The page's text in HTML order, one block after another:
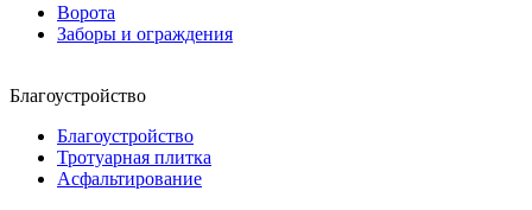
Ворота
Заборы и ограждения
Благоустройство
Благоустройство
Тротуарная плитка
Асфальтирование